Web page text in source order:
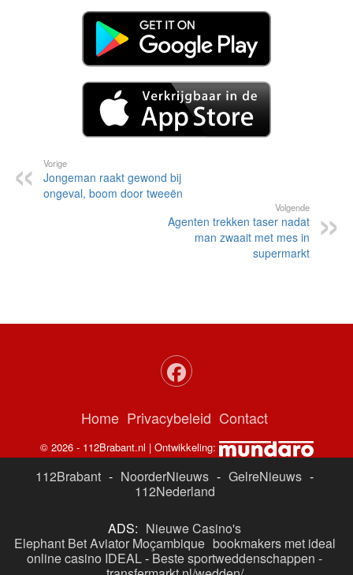
Vorige
Jongeman raakt gewond bij
ongeval, boom door tweeën
Volgende
Agenten trekken taser nadat
man zwaait met mes in
supermarkt
Home Privacybeleid Contact
© 2026 - 112Brabant.nl | Ontwikkeling:
112Brabant - NoorderNieuws - GelreNieuws -
112Nederland
ADS: Nieuwe Casino's
Elephant Bet Aviator Moçambique bookmakers met ideal
online casino IDEAL- Beste sportweddenschappen -